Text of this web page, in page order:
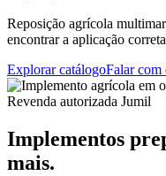
Reposição agrícola
encontrar a aplicação
Explorar catálogoFalar com
Revenda autorizada Jumil
Implementos
mais.